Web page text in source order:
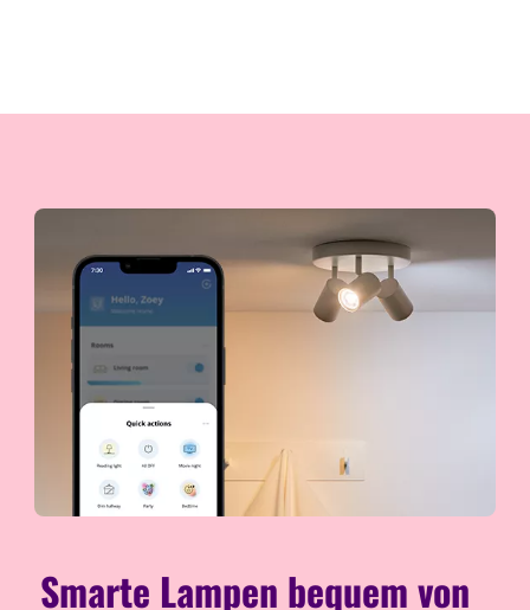
Smarte Lampen bequem von